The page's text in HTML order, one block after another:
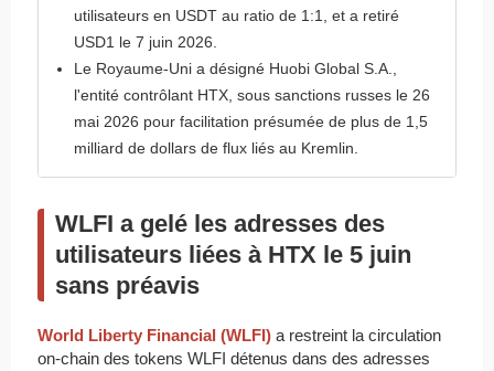
utilisateurs en USDT au ratio de 1:1, et a retiré
USD1 le 7 juin 2026.
Le Royaume-Uni a désigné Huobi Global S.A.,
l'entité contrôlant HTX, sous sanctions russes le 26
mai 2026 pour facilitation présumée de plus de 1,5
milliard de dollars de flux liés au Kremlin.
WLFI a gelé les adresses des
utilisateurs liées à HTX le 5 juin
sans préavis
World Liberty Financial (WLFI) a restreint la circulation
on-chain des tokens WLFI détenus dans des adresses